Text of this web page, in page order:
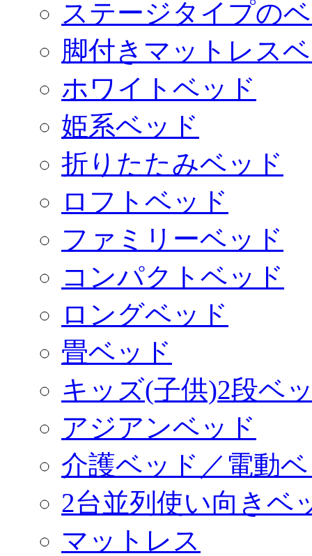
ステージタイプの
脚付きマットレス
ホワイトベッド
姫系ベッド
折りたたみベッド
ロフトベッド
ファミリーベッド
コンパクトベッド
ロングベッド
畳ベッド
キッズ(子供)2段ベ
アジアンベッド
介護ベッド／電動
2台並列使い向きベ
マットレス